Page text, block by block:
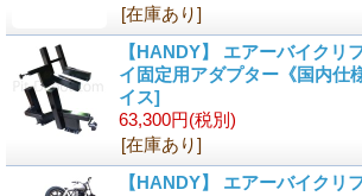
[在庫あり]
【HANDY】 エアーバイクリ
イ固定用アダプター《国内仕
イス]
63,300円(税別)
[在庫あり]
【HANDY】 エアーバイクリ